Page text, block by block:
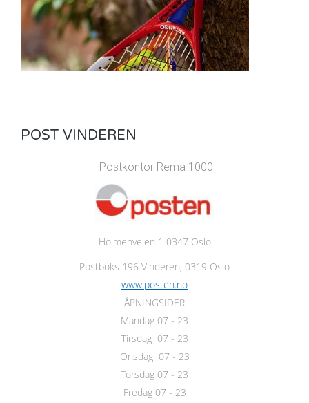
POST VINDEREN
Postkontor Rema 1000
Holmenveien 1 0347 Oslo
Postboks 196 Vinderen, 0319 Oslo
www.posten.no
ÅPNINGSIDER
Mandag 07 - 23
Tirsdag 07 - 23
Onsdag 07 - 23
Torsdag 07 - 23
Fredag 07 - 23